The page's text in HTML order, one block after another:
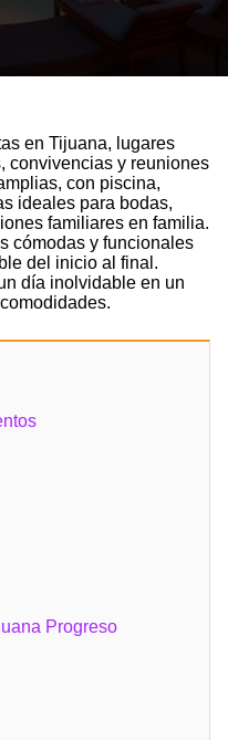
en Tijuana, lugares
convivencias y reuniones
con piscina,
ideales para bodas,
familiares en familia.
cómodas y funcionales
del inicio al final.
día inolvidable en un
Progreso